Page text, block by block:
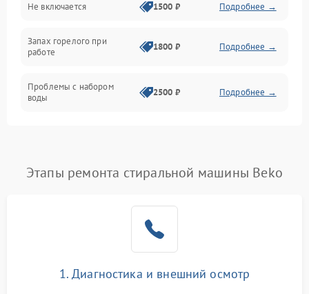
Не включается 1500 ₽ Подробнее →
Запах горелого при
работе
1800 ₽ Подробнее →
Проблемы с набором
воды
2500 ₽ Подробнее →
Замена платы управления Подробнее →
Этапы ремонта стиральной машины Beko
1. Диагностика и внешний осмотр